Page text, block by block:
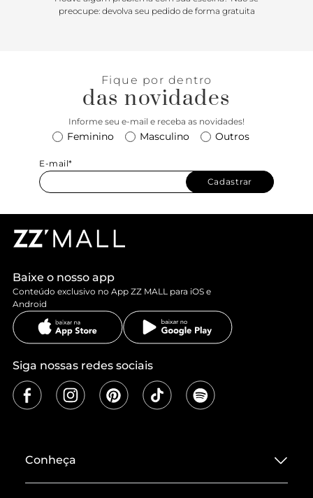
preocupe: devolva seu pedido de forma gratuita
Fique por dentro
das novidades
Informe seu e-mail e receba as novidades!
Feminino Masculino Outros
E-mail*
Cadastrar
Baixe o nosso app
Conteúdo exclusivo no App ZZ MALL para iOS e
Android
Siga nossas redes sociais
Conheça